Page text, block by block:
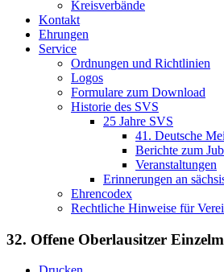
Kreisverbände
Kontakt
Ehrungen
Service
Ordnungen und Richtlinien
Logos
Formulare zum Download
Historie des SVS
25 Jahre SVS
41. Deutsche
Berichte zum
Veranstaltungen
Erinnerungen an
Ehrencodex
Rechtliche Hinweise für
32. Offene Oberlausitzer